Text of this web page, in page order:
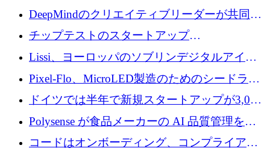
がプレシードで 220 万ドルを調達
DeepMindのクリエイティブリーダーが共同設
立したAIライティングのスタートアップが
1,300万ドルのシード投資を調達
チップテストのスタートアップ
QuantumDiamondsが株式資金で1,500万ユーロ
を調達
Lissi、ヨーロッパのソブリンデジタルアイデ
ンティティの未来を推進するために350万ユー
ロを調達
Pixel-Flo、MicroLED製造のためのシードラウ
ンドで525万ポンドを獲得
ドイツでは半年で新規スタートアップが3,000
社という記録を目の当たりにし、涙を流すハ
ンブルク
Polysense が食品メーカーの AI 品質管理を拡
張するために 1,070 万ドルを調達
コードはオンボーディング、コンプライアン